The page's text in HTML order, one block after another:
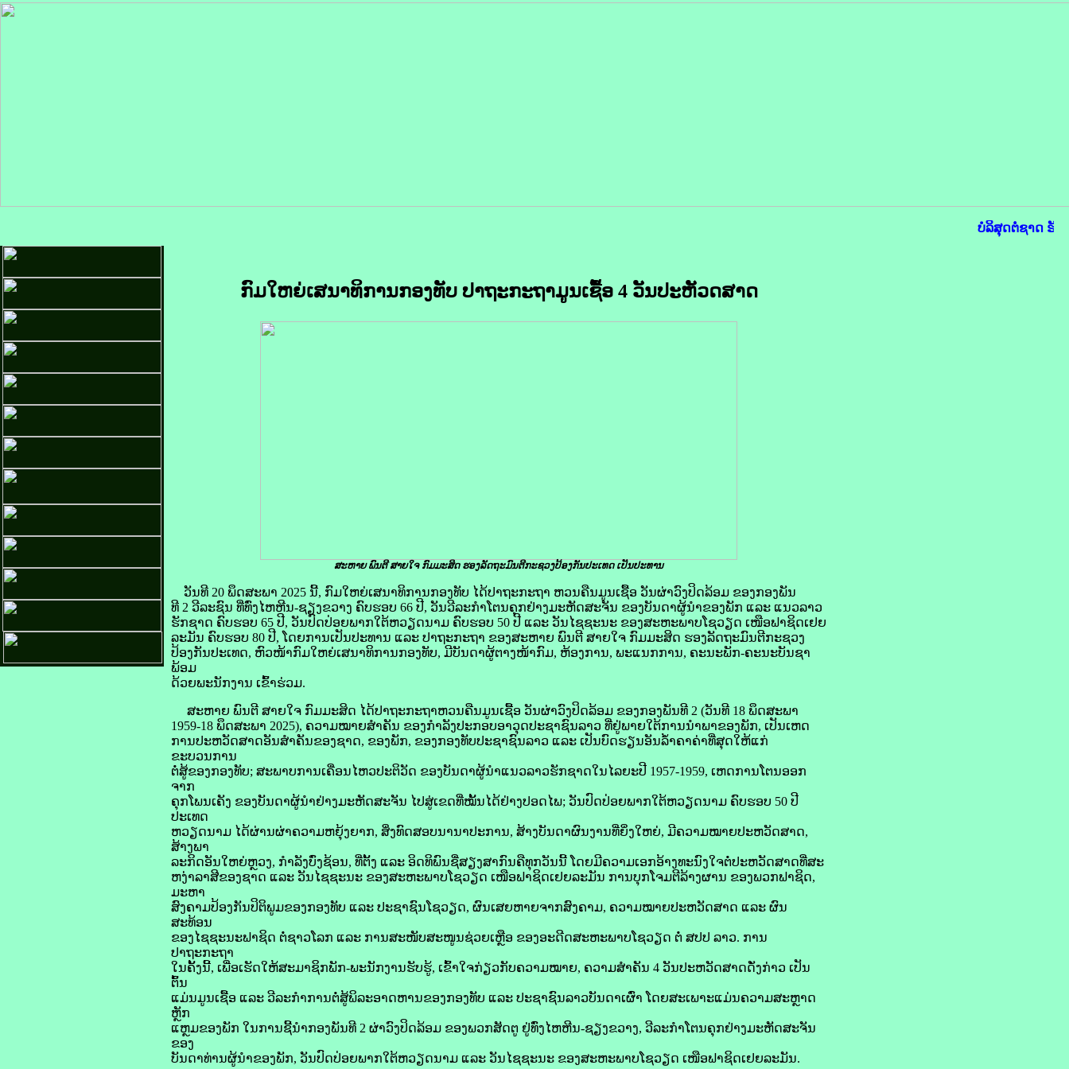
ບໍລິສຸດຕໍ່ຊາດ ຮັບ
ກົມໃຫຍ່ເສນາທິການກອງທັບ ປາຖະກະຖາມູນເຊື້ອ 4 ວັນປະຫັວດສາດ
ສະຫາຍ ພົນຕີ ສາຍໃຈ ກົມມະສິດ ຮອງລັດຖະມົນຕີກະຊວງປ້ອງກັນປະເທດ ​ເປັນ​ປະທານ
ວັນທີ 20 ພຶດສະພາ 2025 ນີ້, ກົມໃຫຍ່ເສນາທິການກອງທັບ ໄດ້ປາຖະກະຖາ ຫວນຄືນມູນເຊື້ອ ວັນຜ່າວົງປິດລ້ອມ ຂອງກອງພັນ
ທີ 2 ວີລະຊົນ ທີ່ທົ່ງໄຫຫີນ-ຊຽງຂວາງ ຄົບຮອບ 66 ປີ, ວັນວີລະກໍາໂຕນຄຸກຢ່າງມະຫັດສະຈັນ ຂອງບັນດາຜູ້ນໍາຂອງພັກ ແລະ ແນວລາວ
ຮັກຊາດ ຄົບຮອບ 65 ປີ, ວັນປົດປ່ອຍພາກໃຕ້ຫວຽດນາມ ຄົບຮອບ 50 ປີ ແລະ ວັນໄຊຊະນະ ຂອງສະຫະພາບໂຊວຽດ ເໜືອຟາຊິດເຢຍ
ລະມັນ ຄົບຮອບ 80 ປີ, ໂດຍການເປັນປະທານ ແລະ ປາຖະກະຖາ ຂອງສະຫາຍ ພົນຕີ ສາຍໃຈ ກົມມະສິດ ຮອງລັດຖະມົນຕີກະຊວງ
ປ້ອງກັນປະເທດ, ຫົວໜ້າກົມໃຫຍ່ເສນາທິການກອງທັບ, ມີບັນດາຜູ້ຕາງໜ້າກົມ, ຫ້ອງການ, ພະແນກການ, ຄະນະພັກ-ຄະນະບັນຊາ
ພ້ອມ
ດ້ວຍພະນັກງານ ເຂົ້າຮ່ວມ.
ສະຫາຍ ພົນຕີ ສາຍໃຈ ກົມມະສິດ ໄດ້ປາຖະກະຖາຫວນຄືນມູນເຊື້ອ ວັນຜ່າວົງປິດລ້ອມ ຂອງກອງພັນທີ 2 (ວັນທີ 18 ພຶດສະພາ
1959-18 ພຶດສະພາ 2025), ຄວາມໝາຍສຳຄັນ ຂອງກໍາລັງປະກອບອາວຸດປະຊາຊົນລາວ ທີ່ຢູ່ພາຍໃຕ້ການນໍາພາຂອງພັກ, ເປັນເຫດ
ການປະຫວັດສາດອັນສໍາຄັນຂອງຊາດ, ຂອງພັກ, ຂອງກອງທັບປະຊາຊົນລາວ ແລະ ເປັນບົດຮຽນອັນລໍ້າຄາຄ່າທີ່ສຸດໃຫ້ແກ່
ຂະບວນການ
ຕໍ່ສູ້ຂອງກອງທັບ; ສະພາບການເຄື່ອນໄຫວປະຕິວັດ ຂອງບັນດາຜູ້ນໍາແນວລາວຮັກຊາດໃນໄລຍະປີ 1957-1959, ເຫດການໂຕນອອກ
ຈາກ
ຄຸກໂພນເຄັງ ຂອງບັນດາຜູ້ນຳຢ່າງມະຫັດສະຈັນ ໄປສູ່ເຂດທີ່ໝັ້ນໄດ້ຢ່າງປອດໄພ; ວັນປົດປ່ອຍພາກໃຕ້ຫວຽດນາມ ຄົບຮອບ 50 ປີ
ປະເທດ
ຫວຽດນາມ ໄດ້ຜ່ານຜ່າຄວາມຫຍຸ້ງຍາກ, ສິ່ງທົດສອບນານາປະການ, ສ້າງບັນດາຜົນງານທີ່ຍິ່ງໃຫຍ່, ມີຄວາມໝາຍປະຫວັດສາດ,
ສ້າງພາ
ລະກິດອັນໃຫຍ່ຫຼວງ, ກໍາລັງບົ່ງຊ້ອນ, ທີ່ຕັ້ງ ແລະ ອິດທິພົນຊື່ສຽງສາກົນຄືທຸກວັນນີ້ ໂດຍມີຄວາມເອກອ້າງທະນົງໃຈຕໍ່ປະຫວັດສາດທີ່ສະ
ຫງ່າລາສີຂອງຊາດ ແລະ ວັນໄຊຊະນະ ຂອງສະຫະພາບໂຊວຽດ ເໜືອຟາຊິດເຢຍລະມັນ ການບຸກໂຈມຕີລ້າງຜານ ຂອງພວກຟາຊິດ,
ມະຫາ
ສົງຄາມປ້ອງກັນປິຕິພູມຂອງກອງທັບ ແລະ ປະຊາຊົນໂຊວຽດ, ຜົນເສຍຫາຍຈາກສົງຄາມ, ຄວາມໝາຍປະຫວັດສາດ ແລະ ຜົນ
ສະທ້ອນ
ຂອງໄຊຊະນະຟາຊິດ ຕໍ່ຊາວໂລກ ແລະ ການສະໜັບສະໜູນຊ່ວຍເຫຼືອ ຂອງອະດີດສະຫະພາບໂຊວຽດ ຕໍ່ ສປປ ລາວ. ການ
ປາຖະກະຖາ
ໃນຄັ້ງນີ້, ເພື່ອເຮັດໃຫ້ສະມາຊິກພັກ-ພະນັກງານຮັບຮູ້, ເຂົ້າໃຈກ່ຽວກັບຄວາມໝາຍ, ຄວາມສຳຄັນ 4 ວັນປະຫວັດສາດດັ່ງກ່າວ ເປັນ
ຕົ້ນ
ແມ່ນມູນເຊື້ອ ແລະ ວີລະກຳການຕໍ່ສູ້ພິລະອາດຫານຂອງກອງທັບ ແລະ ປະຊາຊົນລາວບັນດາເຜົ່າ ໂດຍສະເພາະແມ່ນຄວາມສະຫຼາດ
ຫຼັກ
ແຫຼມຂອງພັກ ໃນການຊີ້ນຳກອງພັນທີ 2 ຜ່າວົງປິດລ້ອມ ຂອງພວກສັດຕູ ຢູ່ທົ່ງໄຫຫີນ-ຊຽງຂວາງ, ວີລະກຳໂຕນຄຸກຢ່າງມະຫັດສະຈັນ
ຂອງ
ບັນດາທ່ານຜູ້ນຳຂອງພັກ, ວັນປົດປ່ອຍພາກໃຕ້ຫວຽດນາມ ແລະ ວັນໄຊຊະນະ ຂອງສະຫະພາບໂຊວຽດ ເໜືອຟາຊິດເຢຍລະມັນ.